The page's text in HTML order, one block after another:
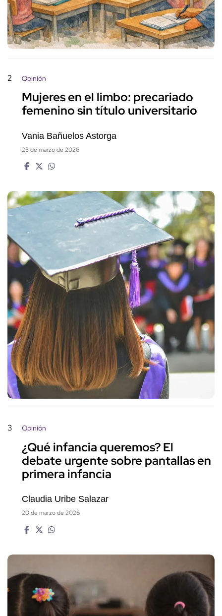
2 Opinión
Mujeres en el limbo: precariado
femenino sin título universitario
Vania Bañuelos Astorga
25 de marzo de 2026
3 Opinión
¿Qué infancia queremos? El
debate urgente sobre pantallas en
primera infancia
Claudia Uribe Salazar
20 de marzo de 2026